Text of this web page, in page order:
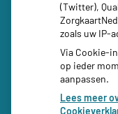
(Twitter),
zoals uw IP-
Via Cookie-
op ieder
aanpassen.
Lees meer